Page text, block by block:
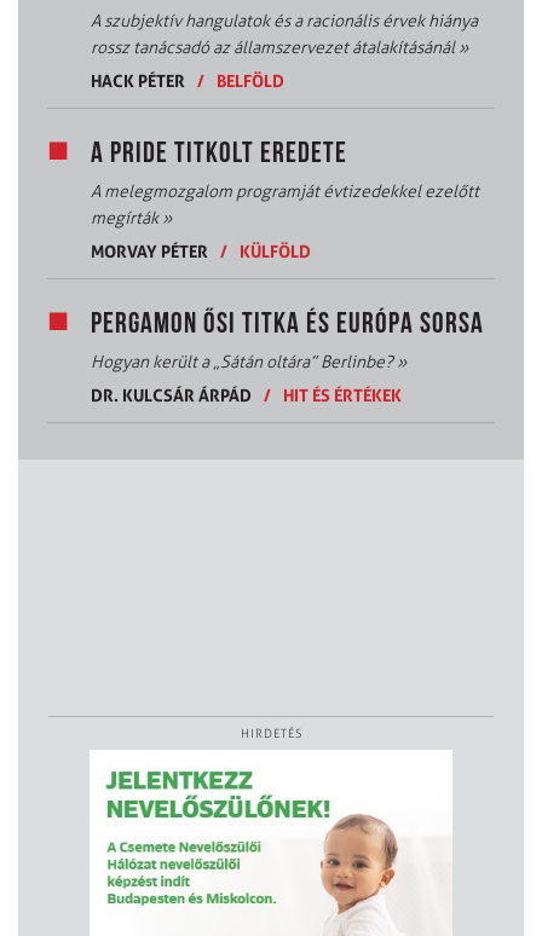
A szubjektív hangulatok és a racionális érvek hiánya
rossz tanácsadó az államszervezet átalakításánál»
HACK PÉTER
/ BELFÖLD
A PRIDE TITKOLT EREDETE
A melegmozgalom programját évtizedekkel ezelőtt
megírták»
MORVAY PÉTER
/ KÜLFÖLD
PERGAMON ŐSI TITKA ÉS EURÓPA SORSA
Hogyan került a „Sátán oltára” Berlinbe?»
DR. KULCSÁR ÁRPÁD
/ HIT ÉS ÉRTÉKEK
HIRDETÉS